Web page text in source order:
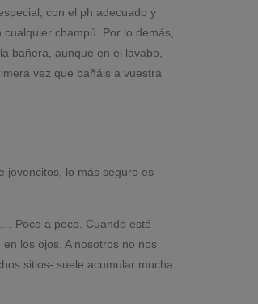
con el ph adecuado y
champú. Por lo demás,
bañera, aunque en el lavabo,
vez que bañáis a vuestra
jovencitos, lo más seguro es
Poco a poco. Cuando esté
los ojos. A nosotros no nos
sitios- suele acumular mucha